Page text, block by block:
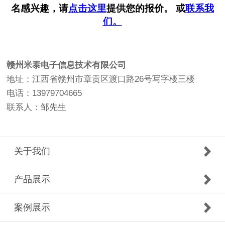
赣州米泰电子信息技术有限公司
地址：江西省赣州市章贡区渡口路26号写字楼三楼
电话：13979704665
联系人：邹先生
关于我们
产品展示
案例展示